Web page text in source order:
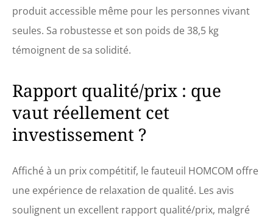
produit accessible même pour les personnes vivant
seules. Sa robustesse et son poids de 38,5 kg
témoignent de sa solidité.
Rapport qualité/prix : que
vaut réellement cet
investissement ?
Affiché à un prix compétitif, le fauteuil HOMCOM offre
une expérience de relaxation de qualité. Les avis
soulignent un excellent rapport qualité/prix, malgré